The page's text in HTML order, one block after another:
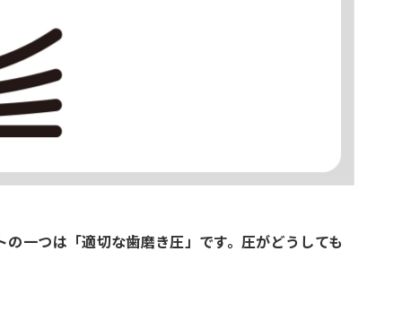
一つは「適切な歯磨き圧」です。圧がどうしても